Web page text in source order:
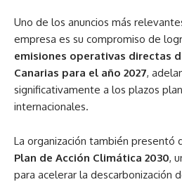
Uno de los anuncios más
empresa es su compromiso de
emisiones operativas directas
Canarias para el año 2027,
significativamente a los plazos
internacionales.
La organización también presentó
Plan de Acción Climática 2030,
para acelerar la descarbonización